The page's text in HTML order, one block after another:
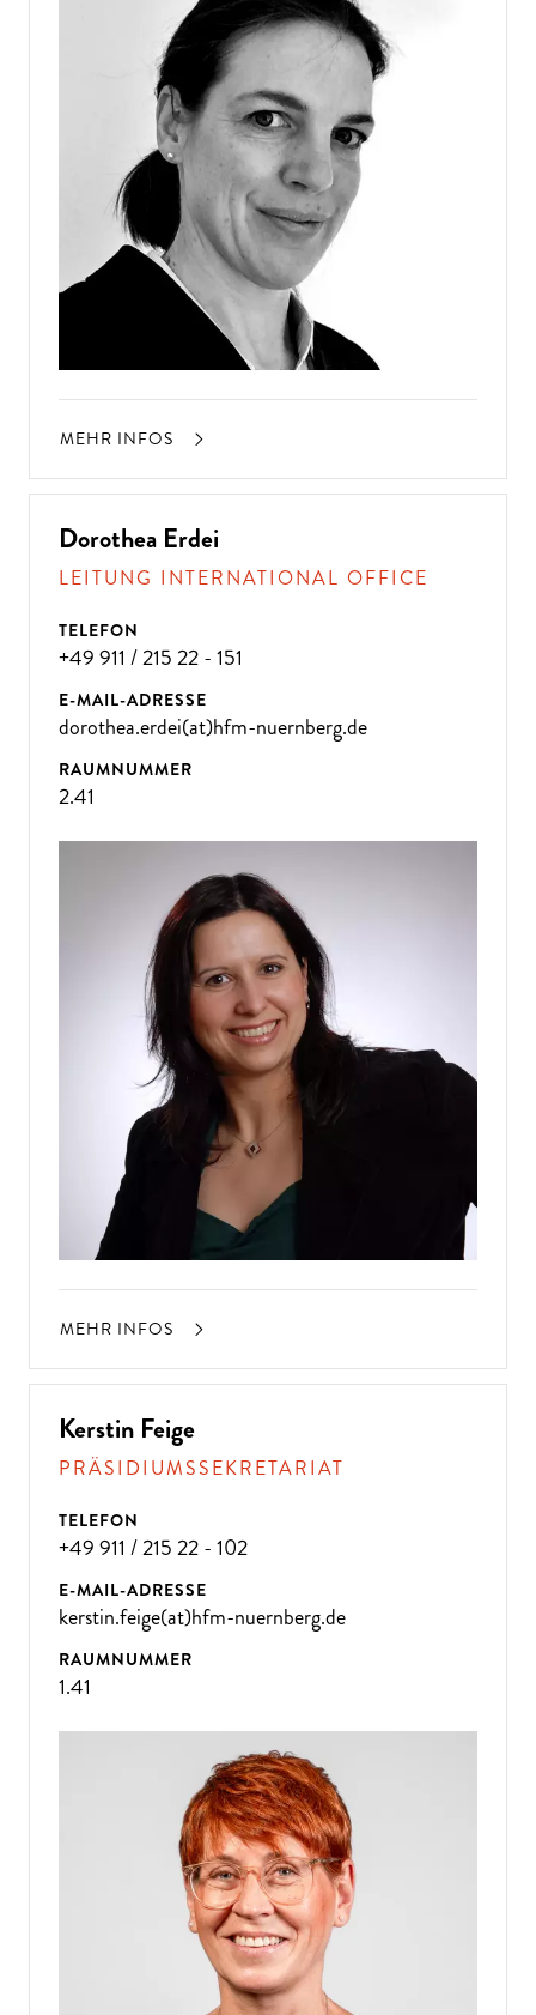
MEHR INFOS
Dorothea Erdei
LEITUNG INTERNATIONAL OFFICE
TELEFON
+49 911 / 215 22 - 151
E-MAIL-ADRESSE
dorothea.erdei(at)hfm-nuernberg.de
RAUMNUMMER
2.41
MEHR INFOS
Kerstin Feige
PRÄSIDIUMSSEKRETARIAT
TELEFON
+49 911 / 215 22 - 102
E-MAIL-ADRESSE
kerstin.feige(at)hfm-nuernberg.de
RAUMNUMMER
1.41